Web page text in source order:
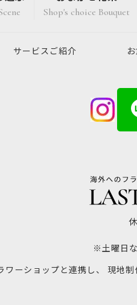
Shop's choice Bouquet
サービスご紹介
※土曜日
ワーショップと連携し、 現地